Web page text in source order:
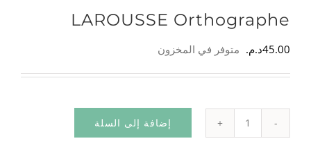
LAROUSSE Orthographe
45.00د.م. متوفر في المخزون
إضافة إلى السلة